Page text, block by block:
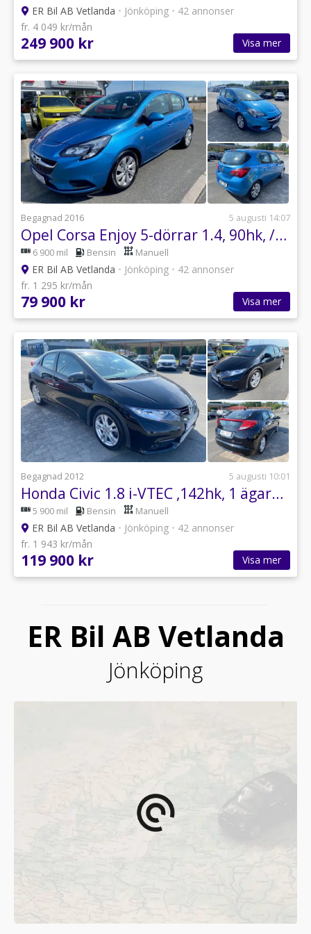
ER Bil AB Vetlanda • Jönköping • 42 annonser
fr. 4 049 kr/mån
249 900 kr Visa mer
Begagnad 2016 5 augusti 14:07
Opel Corsa Enjoy 5-dörrar 1.4, 90hk, //LÅGA MIL //
6 900 mil Bensin Manuell
ER Bil AB Vetlanda • Jönköping • 42 annonser
fr. 1 295 kr/mån
79 900 kr Visa mer
Begagnad 2012 5 augusti 10:01
Honda Civic 1.8 i-VTEC ,142hk, 1 ägare //LÅGMIL//
5 900 mil Bensin Manuell
ER Bil AB Vetlanda • Jönköping • 42 annonser
fr. 1 943 kr/mån
119 900 kr Visa mer
ER Bil AB Vetlanda
Jönköping